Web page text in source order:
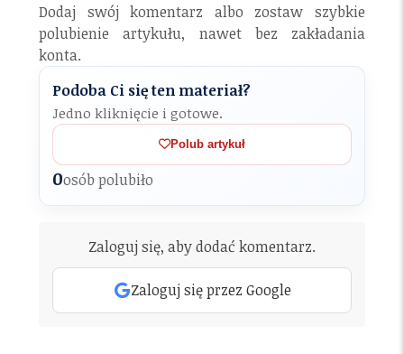
Dodaj swój komentarz albo zostaw szybkie
polubienie artykułu, nawet bez zakładania
konta.
Podoba Ci się ten materiał?
Jedno kliknięcie i gotowe.
Polub artykuł
0osób polubiło
Zaloguj się, aby dodać komentarz.
Zaloguj się przez Google